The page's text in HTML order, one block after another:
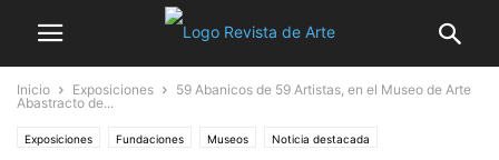
Inicio Exposiciones
59 Abanicos de 59 Artistas, en el Museo de Arte
Abastracto de...
Exposiciones Fundaciones Museos Noticia destacada